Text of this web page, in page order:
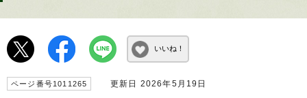
いいね！
ページ番号1011265 更新日 2026年5月19日